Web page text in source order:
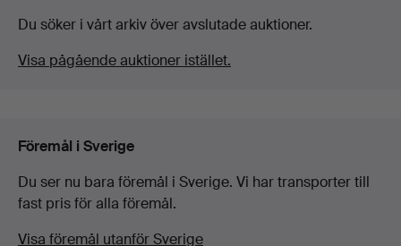
Du söker i vårt arkiv över avslutade auktioner.
Visa pågående auktioner istället.
Föremål i Sverige
Du ser nu bara föremål i Sverige. Vi har transporter till
fast pris för alla föremål.
Visa föremål utanför Sverige